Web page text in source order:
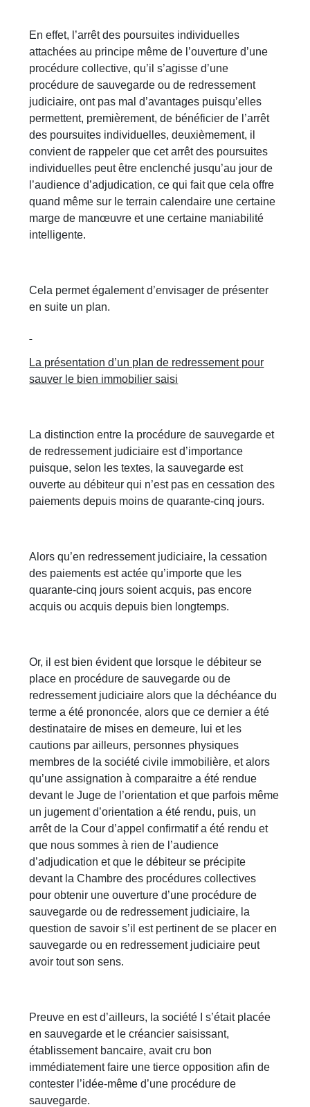
En effet, l’arrêt des poursuites individuelles
attachées au principe même de l’ouverture d’une
procédure collective, qu’il s’agisse d’une
procédure de sauvegarde ou de redressement
judiciaire, ont pas mal d’avantages puisqu’elles
permettent, premièrement, de bénéficier de l’arrêt
des poursuites individuelles, deuxièmement, il
convient de rappeler que cet arrêt des poursuites
individuelles peut être enclenché jusqu’au jour de
l’audience d’adjudication, ce qui fait que cela offre
quand même sur le terrain calendaire une certaine
marge de manœuvre et une certaine maniabilité
intelligente.
Cela permet également d’envisager de présenter
en suite un plan.
La présentation d’un plan de redressement pour
sauver le bien immobilier saisi
La distinction entre la procédure de sauvegarde et
de redressement judiciaire est d’importance
puisque, selon les textes, la sauvegarde est
ouverte au débiteur qui n’est pas en cessation des
paiements depuis moins de quarante-cinq jours.
Alors qu’en redressement judiciaire, la cessation
des paiements est actée qu’importe que les
quarante-cinq jours soient acquis, pas encore
acquis ou acquis depuis bien longtemps.
Or, il est bien évident que lorsque le débiteur se
place en procédure de sauvegarde ou de
redressement judiciaire alors que la déchéance du
terme a été prononcée, alors que ce dernier a été
destinataire de mises en demeure, lui et les
cautions par ailleurs, personnes physiques
membres de la société civile immobilière, et alors
qu’une assignation à comparaitre a été rendue
devant le Juge de l’orientation et que parfois même
un jugement d’orientation a été rendu, puis, un
arrêt de la Cour d’appel confirmatif a été rendu et
que nous sommes à rien de l’audience
d’adjudication et que le débiteur se précipite
devant la Chambre des procédures collectives
pour obtenir une ouverture d’une procédure de
sauvegarde ou de redressement judiciaire, la
question de savoir s’il est pertinent de se placer en
sauvegarde ou en redressement judiciaire peut
avoir tout son sens.
Preuve en est d’ailleurs, la société I s’était placée
en sauvegarde et le créancier saisissant,
établissement bancaire, avait cru bon
immédiatement faire une tierce opposition afin de
contester l’idée-même d’une procédure de
sauvegarde.